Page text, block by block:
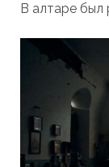
В алтаре был